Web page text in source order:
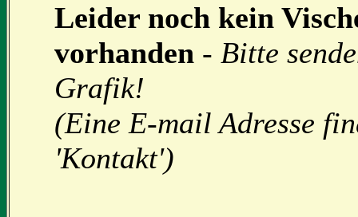
Leider noch kein
vorhanden- Bitte
Grafik!
(Eine E-mail Adresse
'Kontakt')